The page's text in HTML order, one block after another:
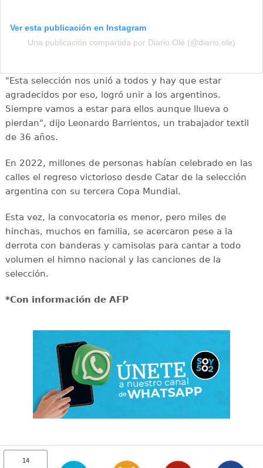
Ver esta publicación en Instagram
Una publicación compartida por Diario Olé (@diario.ole)
"Esta selección nos unió a todos y hay que estar
agradecidos por eso, logró unir a los argentinos.
Siempre vamos a estar para ellos aunque llueva o
pierdan", dijo Leonardo Barrientos, un trabajador textil
de 36 años.
En 2022, millones de personas habían celebrado en las
calles el regreso victorioso desde Catar de la selección
argentina con su tercera Copa Mundial.
Esta vez, la convocatoria es menor, pero miles de
hinchas, muchos en familia, se acercaron pese a la
derrota con banderas y camisolas para cantar a todo
volumen el himno nacional y las canciones de la
selección.
*Con información de AFP
14